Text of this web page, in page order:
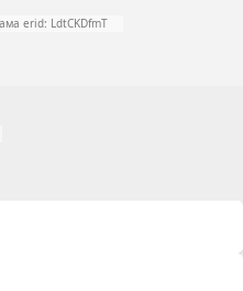
erid: LdtCKDfmT